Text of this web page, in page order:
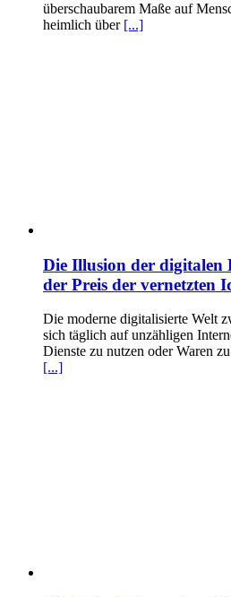
überschaubarem Maße auf
heimlich über [...]
Die Illusion der digitalen
der Preis der vernetzten
Die moderne digitalisierte Welt
sich täglich auf unzähligen
Dienste zu nutzen oder Waren
[...]